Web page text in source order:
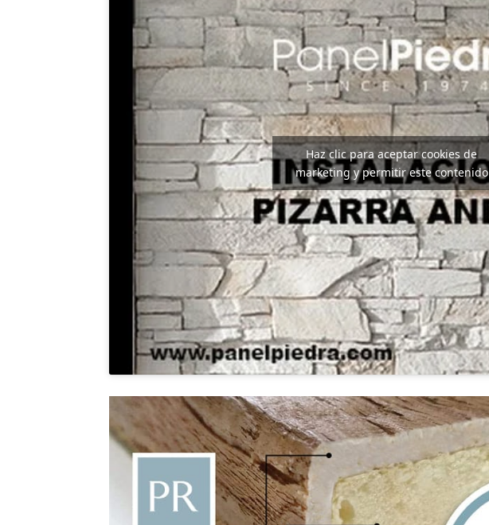
Haz clic para aceptar cookies de
marketing y permitir este contenido